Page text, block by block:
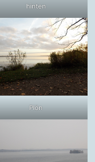
hinten
Plön